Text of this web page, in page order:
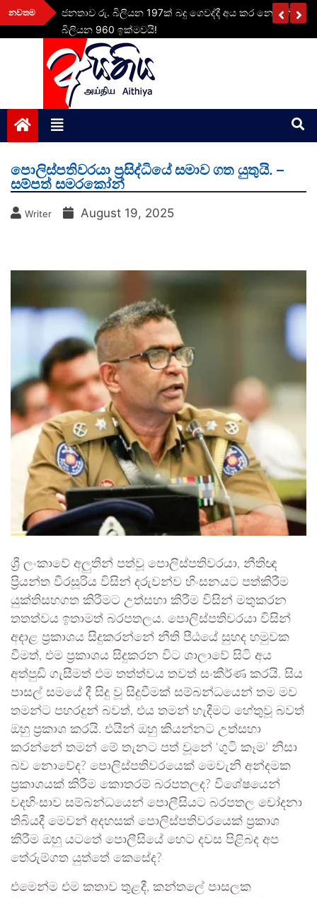
Skip
to
නවතම
කොටස්
ජනතාව රු. බිලියන 197ක් බදු ගෙවද්දී අය කර නොගත් බදු
බිලියන 960 ඉක්මවයි!
aithiya
Human Rights News
පොලිස්පතිවරයා ප්‍රසිද්ධියේ සමාව ගත යුතුයි. –
සම්පත් සමරකෝන්
Writer August 19, 2025
ශ්‍රී ලංකාවේ අලුතින් පත්වූ පොලිස්පතිවරයා, නීතිඥ
ප්‍රියන්ත වීරසූරිය විසින් දරුවන්ව හිංසනයට පත්කිරීම
යුක්තිසහගත කිරීමට උත්සහා කිරීම විසින් මතුකරන
තතත්වය ඉතාමත් බරපතලය. පොලිස්පතිවරයා විසින්
අදාළ ප්‍රකාශය සිදුකරන්නේ නීති පීඨයේ සුහද හමුවක
වීමත්, එම ප්‍රකාශය සිදුකරන විට ශාලාවේ සිටි අය
අත්පුඩි ගැසීමත් එම තත්ත්වය තවත් සංකීර්ණ කරයි. සිය
පාසල් සමයේ දී සිදු වූ සිදුවීමක් සම්බන්ධයෙන් තම මව
තමන්ට පහරදුන් බවත්, එය තමන් හැදීමට හේතුවූ බවත්
ඔහු ප්‍රකාශ කරයි. එයින් ඔහු කියන්නට උත්සහා
කරන්නේ තමන් මේ තැනට පත් වූනේ ‘ගුටි කෑම’ නිසා
බව නොවේද? පොලිස්පතිවරයෙක් මෙවැනි අන්දමක
ප්‍රකාශයක් කිරීම කොතරම් බරපතලද? විශේෂයෙන්
වදහිංසාව සම්බන්ධයෙන් පොලීසියට බරපතල චෝදනා
තිබියදී මෙවන් අදහසක් පොලිස්පතිවරයෙක් ප්‍රකාශ
කිරීම ඔහු යටතේ පොලීසියේ හෙට දවස පිළිබද අප
තේරුම්ගත යුත්තේ කෙසේද?
එමෙන්ම එම කතාව තුළදී, කන්තලේ පාසලක